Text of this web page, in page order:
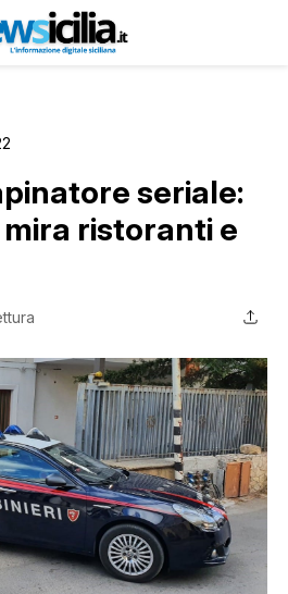
seriale:
ristoranti e